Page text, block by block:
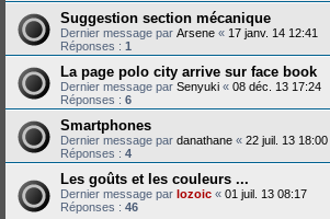
Suggestion section mécanique
Dernier message par Arsene « 17 janv. 14 12:41
Réponses : 1
La page polo city arrive sur face book
Dernier message par Senyuki « 08 déc. 13 17:24
Réponses : 6
Smartphones
Dernier message par danathane « 22 juil. 13 18:00
Réponses : 4
Les goûts et les couleurs ...
Dernier message par lozoic « 01 juil. 13 08:17
Réponses : 46